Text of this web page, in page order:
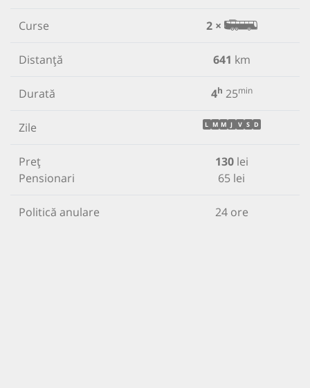
Curse 2 ×
Distanță 641 km
Durată 4h 25min
Zile L M M J V S D
Preț
Pensionari
130lei
65 lei
Politică anulare 24 ore